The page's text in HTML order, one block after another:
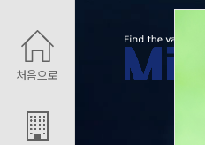
처음으로